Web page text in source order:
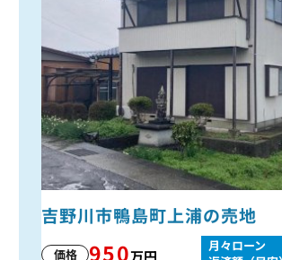
吉野川市鴨島町上浦の売地
価格 950
月々ローン